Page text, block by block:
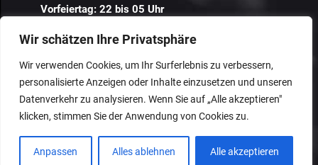
Wir schätzen Ihre Privatsphäre
Wir verwenden Cookies, um Ihr Surferlebnis zu verbessern,
personalisierte Anzeigen oder Inhalte einzusetzen und unseren
Datenverkehr zu analysieren. Wenn Sie auf „Alle akzeptieren"
klicken, stimmen Sie der Anwendung von Cookies zu.
Anpassen Alles ablehnen Alle akzeptieren
Vorfeiertag: 22 bis 05 Uhr
© 2024 Guestastic. Alle Rechte vorbehalten.
Datenschutz Geschäftsbedingungen